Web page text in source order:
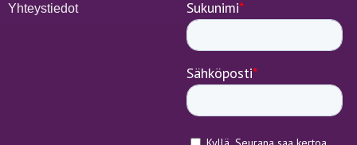
Yhteystiedot